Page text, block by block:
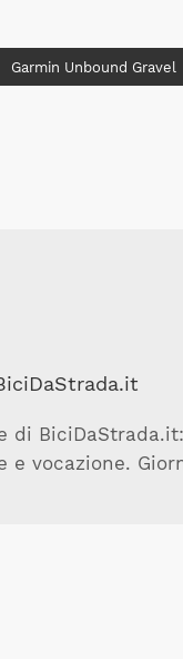
Garmin Unbound Gravel
di
e vocazione.